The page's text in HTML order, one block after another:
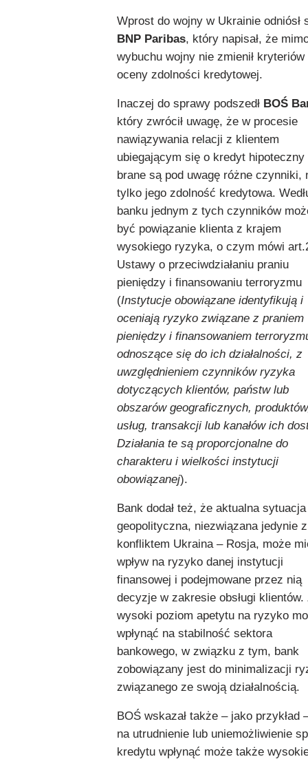
Wprost do wojny w Ukrainie odniósł
BNP Paribas, który napisał, że
wybuchu wojny nie zmienił kryteriów
oceny zdolności kredytowej.
Inaczej do sprawy podszedł BOŚ
który zwrócił uwagę, że w procesie
nawiązywania relacji z klientem
ubiegającym się o kredyt hipoteczny
brane są pod uwagę różne czynniki,
tylko jego zdolność kredytowa.
banku jednym z tych czynników
być powiązanie klienta z krajem
wysokiego ryzyka, o czym mówi
Ustawy o przeciwdziałaniu praniu
pieniędzy i finansowaniu terroryzmu
(Instytucje obowiązane identyfikują i
oceniają ryzyko związane z praniem
pieniędzy i finansowaniem
odnoszące się do ich działalności, z
uwzględnieniem czynników ryzyka
dotyczących klientów, państw lub
obszarów geograficznych,
usług, transakcji lub kanałów ich
Działania te są proporcjonalne do
charakteru i wielkości instytucji
obowiązanej).
Bank dodał też, że aktualna sytuacja
geopolityczna, niezwiązana jedynie z
konfliktem Ukraina – Rosja, może
wpływ na ryzyko danej instytucji
finansowej i podejmowane przez nią
decyzje w zakresie obsługi klientów.
wysoki poziom apetytu na ryzyko
wpłynąć na stabilność sektora
bankowego, w związku z tym, bank
zobowiązany jest do minimalizacji
związanego ze swoją działalnością.
BOŚ wskazał także – jako przykład
na utrudnienie lub uniemożliwienie
kredytu wpłynąć może także